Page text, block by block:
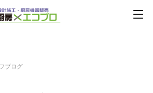
ブログ